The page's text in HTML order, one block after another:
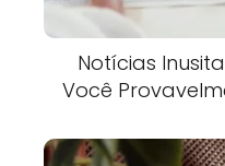
Notícias
Você